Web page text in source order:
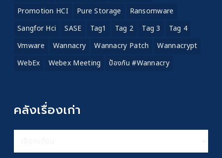
Promotion HCI
Pure Storage
Ransomware
Sangfor Hci
SASE Tag1 Tag 2 Tag 3
Tag 4
Vmware
Wannacry Wannacry Patch
Wannacrypt
WebEx
Webex Meeting ป้องกัน #wannacry
คลังเรื่องเก่า
เรื่อง